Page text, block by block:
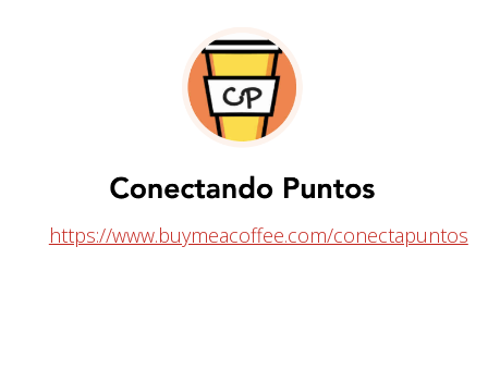
https://www.buymeacoffee.com/conectapuntos